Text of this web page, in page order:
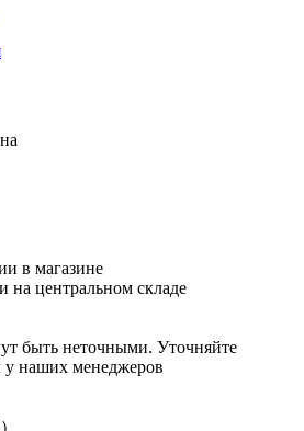
в магазине
на центральном складе
быть неточными. Уточняйте
наших менеджеров